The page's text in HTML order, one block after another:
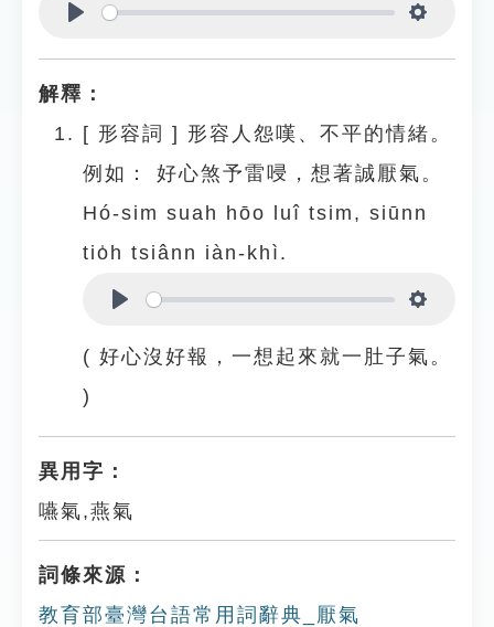
解釋：
[ 形容詞 ] 形容人怨嘆、不平的情緒。
例如：
好心煞予雷唚，想著誠厭氣。
Hó-sim suah hōo luî tsim, siūnn
tio̍h tsiânn iàn-khì.
( 好心沒好報，一想起來就一肚子氣。
)
異用字：
嚥氣,燕氣
詞條來源：
教育部臺灣台語常用詞辭典_厭氣